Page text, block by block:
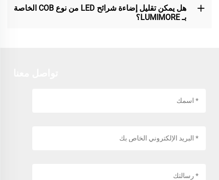
هل يمكن تقليل إضاءة شرائح LED من نوع COB الخاصة
بـ LUMIMORE؟